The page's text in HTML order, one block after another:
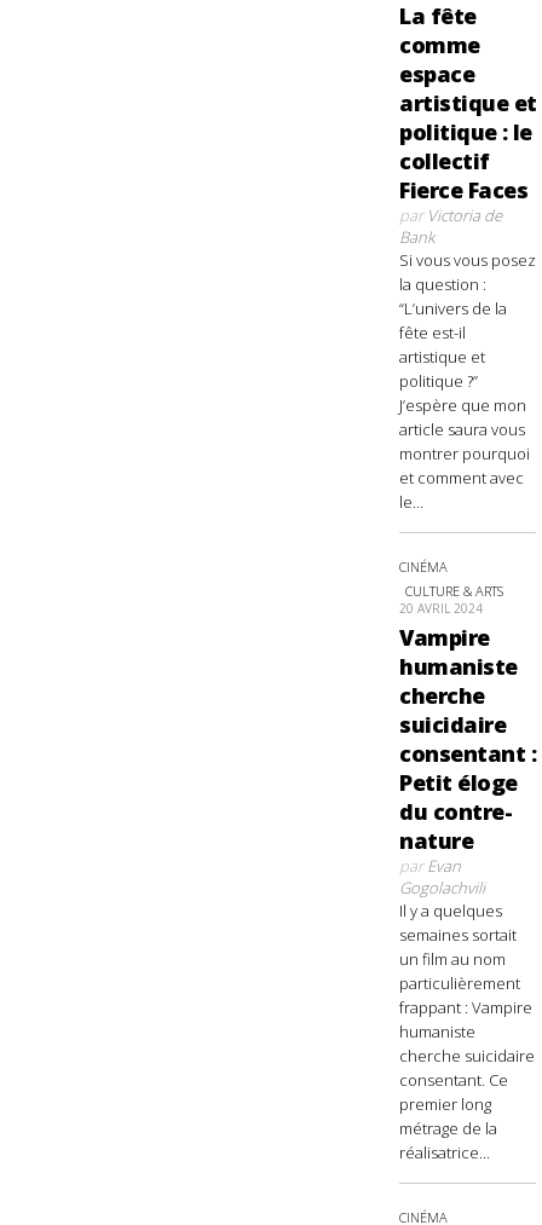
La fête
comme
espace
artistique et
politique : le
collectif
Fierce Faces
parVictoria de
Bank
Si vous vous posez
la question :
“L’univers de la
fête est-il
artistique et
politique ?”
J’espère que mon
article saura vous
montrer pourquoi
et comment avec
le...
CINÉMA
CULTURE & ARTS
20 AVRIL 2024
Vampire
humaniste
cherche
suicidaire
consentant :
Petit éloge
du contre-
nature
parEvan
Gogolachvili
Il y a quelques
semaines sortait
un film au nom
particulièrement
frappant : Vampire
humaniste
cherche suicidaire
consentant. Ce
premier long
métrage de la
réalisatrice...
CINÉMA